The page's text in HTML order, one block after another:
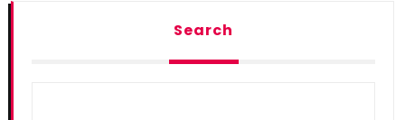
Search